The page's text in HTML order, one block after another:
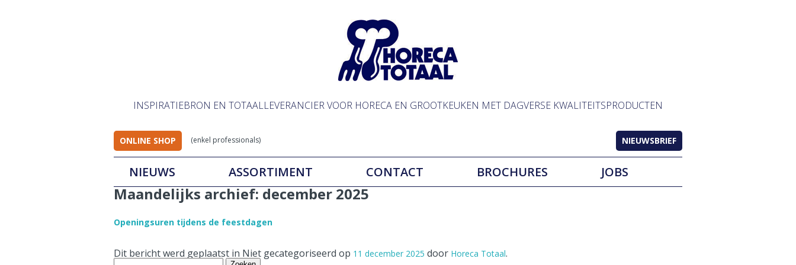
INSPIRATIEBRON EN TOTAALLEVERANCIER VOOR HORECA EN GROOTKEUKEN MET DAGVERSE KWALITEITSPRODUCTEN
ONLINE SHOP (enkel professionals) NIEUWSBRIEF
NIEUWS ASSORTIMENT CONTACT BROCHURES JOBS
Maandelijks archief:december 2025
Openingsuren tijdens de feestdagen
Dit bericht werd geplaatst in Niet gecategoriseerd op 11 december 2025 door Horeca Totaal.
Zoeken